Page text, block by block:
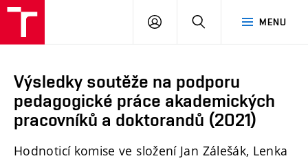
MENU
PŘIHLÁSIT
Výsledky soutěže na podporu
pedagogické práce akademických
pracovníků a doktorandů (2021)
Hodnoticí komise ve složení Jan Zálešák, Lenka